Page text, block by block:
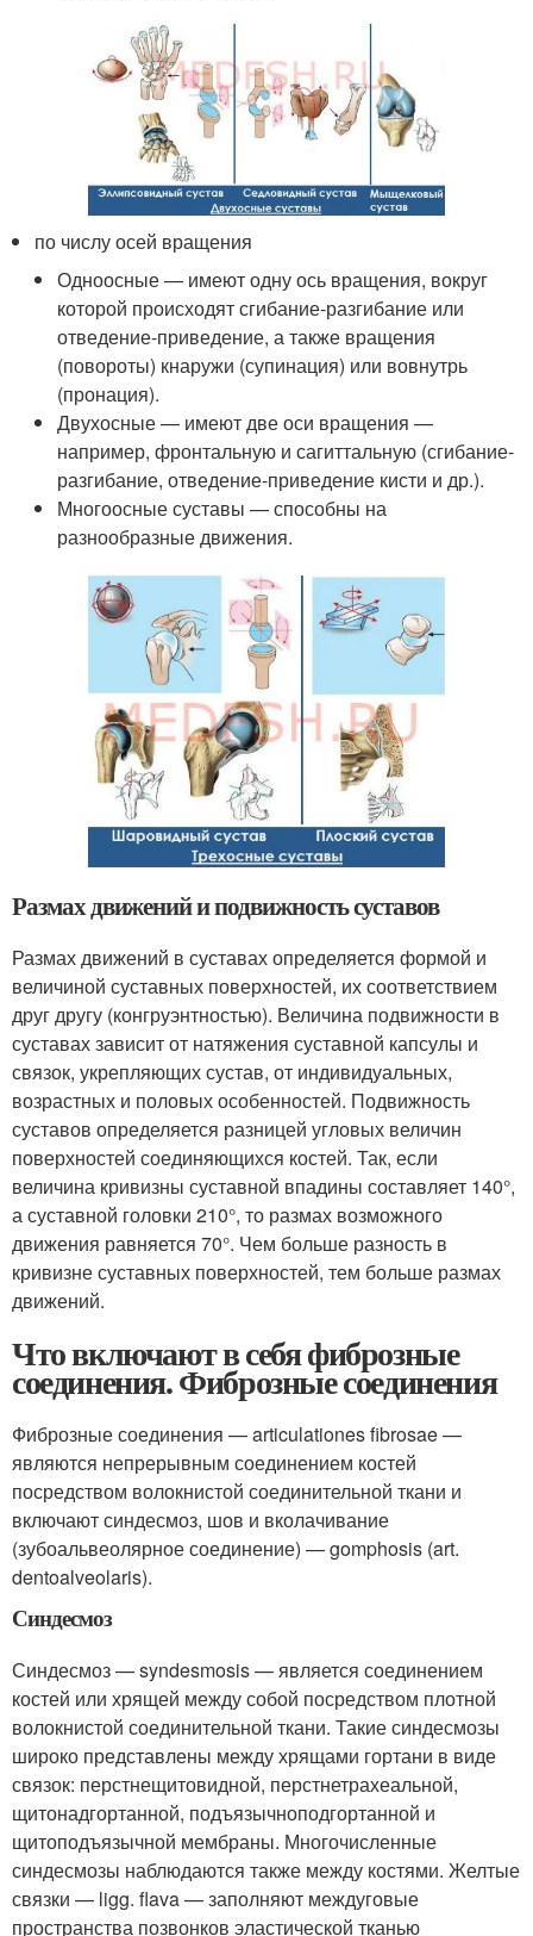
по числу осей вращения
Одноосные — имеют одну ось вращения, вокруг
которой происходят сгибание-разгибание или
отведение-приведение, а также вращения
(повороты) кнаружи (супинация) или вовнутрь
(пронация).
Двухосные — имеют две оси вращения —
например, фронтальную и сагиттальную (сгибание-
разгибание, отведение-приведение кисти и др.).
Многоосные суставы — способны на
разнообразные движения.
Размах движений и подвижность суставов
Размах движений в суставах определяется формой и
величиной суставных поверхностей, их соответствием
друг другу (конгруэнтностью). Величина подвижности в
суставах зависит от натяжения суставной капсулы и
связок, укрепляющих сустав, от индивидуальных,
возрастных и половых особенностей. Подвижность
суставов определяется разницей угловых величин
поверхностей соединяющихся костей. Так, если
величина кривизны суставной впадины составляет 140°,
а суставной головки 210°, то размах возможного
движения равняется 70°. Чем больше разность в
кривизне суставных поверхностей, тем больше размах
движений.
Что включают в себя фиброзные
соединения. Фиброзные соединения
Фиброзные соединения — articulationes fibrosae —
являются непрерывным соединением костей
посредством волокнистой соединительной ткани и
включают синдесмоз, шов и вколачивание
(зубоальвеолярное соединение) — gomphosis (art.
dentoalveolaris).
Синдесмоз
Синдесмоз — syndesmosis — является соединением
костей или хрящей между собой посредством плотной
волокнистой соединительной ткани. Такие синдесмозы
широко представлены между хрящами гортани в виде
связок: перстнещитовидной, перстнетрахеальной,
щитонадгортанной, подъязычноподгортанной и
щитоподъязычной мембраны. Многочисленные
синдесмозы наблюдаются также между костями. Желтые
связки — ligg. flava — заполняют междуговые
пространства позвонков эластической тканью